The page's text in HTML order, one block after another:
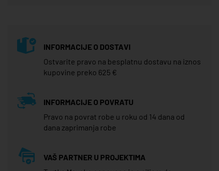
INFORMACIJE O DOSTAVI
Ostvarite pravo na besplatnu dostavu na iznos
kupovine preko 625 €
INFORMACIJE O POVRATU
Pravo na povrat robe u roku od 14 dana od
dana zaprimanja robe
VAŠ PARTNER U PROJEKTIMA